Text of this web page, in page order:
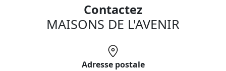
Contactez
MAISONS DE L'AVENIR
Adresse postale